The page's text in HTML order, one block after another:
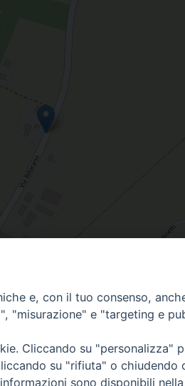
via Amedeo Rossi, 28 -
e, con il tuo consenso,
"misurazione" e "targeting e
Cliccando su "personalizza"
su "rifiuta" o chiudendo
sono disponibili nella